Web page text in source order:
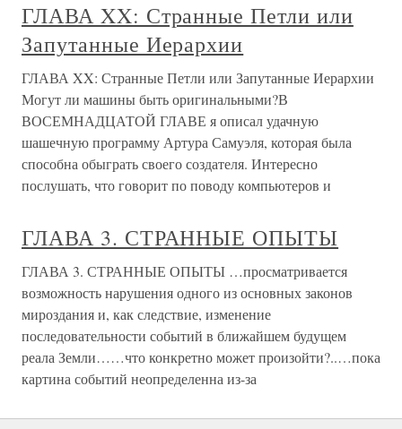
ГЛАВА XX: Странные Петли или
Запутанные Иерархии
ГЛАВА XX: Странные Петли или Запутанные Иерархии
Могут ли машины быть оригинальными?В
ВОСЕМНАДЦАТОЙ ГЛАВЕ я описал удачную
шашечную программу Артура Самуэля, которая была
способна обыграть своего создателя. Интересно
послушать, что говорит по поводу компьютеров и
ГЛАВА 3. СТРАННЫЕ ОПЫТЫ
ГЛАВА 3. СТРАННЫЕ ОПЫТЫ …просматривается
возможность нарушения одного из основных законов
мироздания и, как следствие, изменение
последовательности событий в ближайшем будущем
реала Земли……что конкретно может произойти?..…пока
картина событий неопределенна из-за